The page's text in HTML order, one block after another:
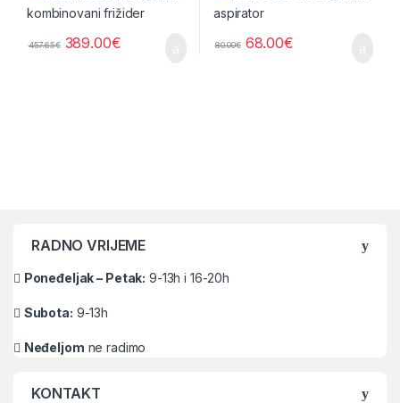
457.65€ 389.00€ 80.00€ 68.00€
RADNO VRIJEME
Poneđeljak – Petak: 9-13h i 16-20h
Subota: 9-13h
Neđeljom ne radimo
KONTAKT